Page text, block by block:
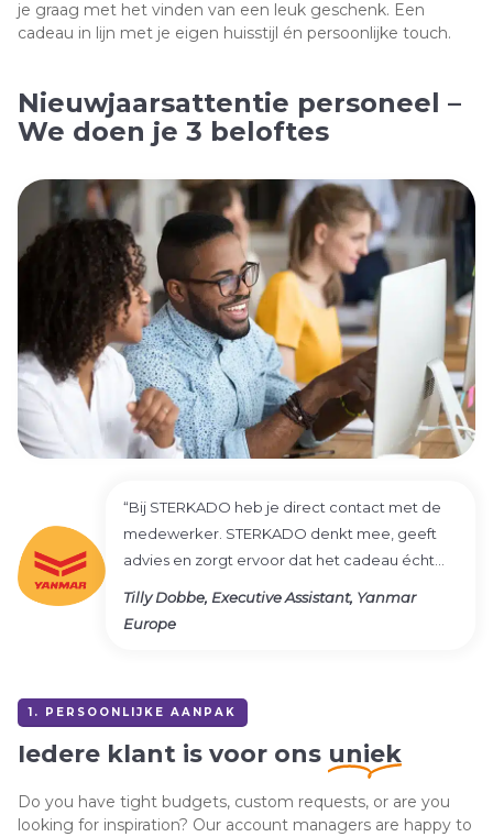
je graag met het vinden van een leuk geschenk. Een
cadeau in lijn met je eigen huisstijl én persoonlijke touch.
Nieuwjaarsattentie personeel –
We doen je 3 beloftes
“Bij STERKADO heb je direct contact met de
medewerker. STERKADO denkt mee, geeft
advies en zorgt ervoor dat het cadeau écht
Tilly Dobbe, Executive Assistant, Yanmar
Europe
1. PERSOONLIJKE AANPAK
Iedere klant is voor ons uniek
Do you have tight budgets, custom requests, or are you
looking for inspiration? Our account managers are happy to